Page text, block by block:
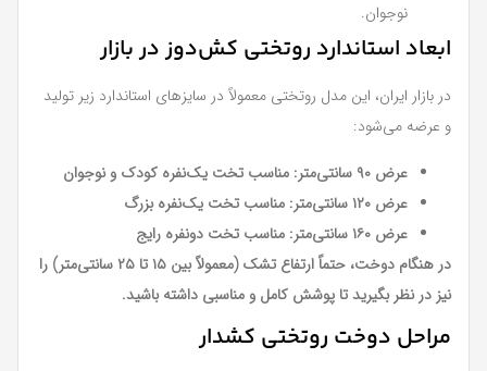
نوجوان.
ابعاد استاندارد روتختی کش‌دوز در بازار
در بازار ایران، این مدل روتختی معمولاً در سایزهای استاندارد زیر تولید
و عرضه می‌شود:
عرض ۹۰ سانتی‌متر: مناسب تخت یک‌نفره کودک و نوجوان
عرض ۱۲۰ سانتی‌متر: مناسب تخت یک‌نفره بزرگ
عرض ۱۶۰ سانتی‌متر: مناسب تخت دو‌نفره رایج
در هنگام دوخت، حتماً ارتفاع تشک (معمولاً بین ۱۵ تا ۲۵ سانتی‌متر) را
نیز در نظر بگیرید تا پوشش کامل و مناسبی داشته باشید.
مراحل دوخت روتختی کشدار